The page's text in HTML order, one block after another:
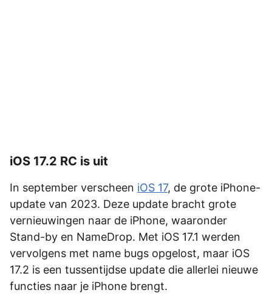
iOS 17.2 RC is uit
In september verscheen iOS 17, de grote iPhone-
update van 2023. Deze update bracht grote
vernieuwingen naar de iPhone, waaronder
Stand-by en NameDrop. Met iOS 17.1 werden
vervolgens met name bugs opgelost, maar iOS
17.2 is een tussentijdse update die allerlei nieuwe
functies naar je iPhone brengt.